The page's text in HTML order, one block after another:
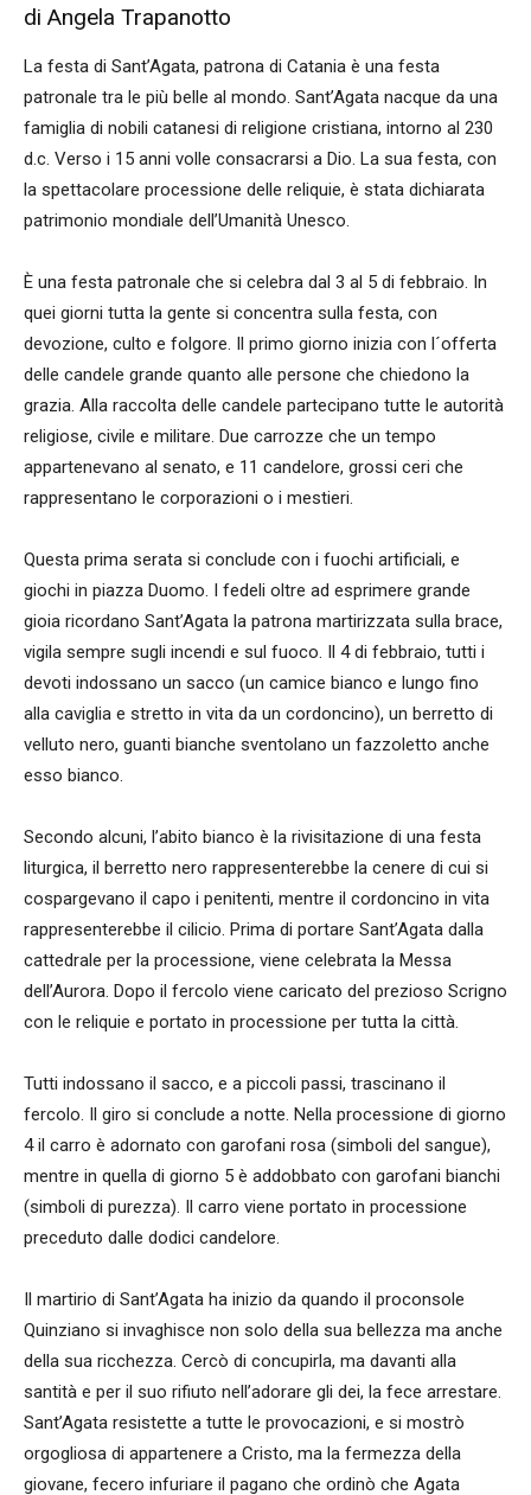
di Angela Trapanotto
La festa di Sant’Agata, patrona di Catania è una festa
patronale tra le più belle al mondo. Sant’Agata nacque da una
famiglia di nobili catanesi di religione cristiana, intorno al 230
d.c. Verso i 15 anni volle consacrarsi a Dio. La sua festa, con
la spettacolare processione delle reliquie, è stata dichiarata
patrimonio mondiale dell’Umanità Unesco.
È una festa patronale che si celebra dal 3 al 5 di febbraio. In
quei giorni tutta la gente si concentra sulla festa, con
devozione, culto e folgore. Il primo giorno inizia con l´offerta
delle candele grande quanto alle persone che chiedono la
grazia. Alla raccolta delle candele partecipano tutte le autorità
religiose, civile e militare. Due carrozze che un tempo
appartenevano al senato, e 11 candelore, grossi ceri che
rappresentano le corporazioni o i mestieri.
Questa prima serata si conclude con i fuochi artificiali, e
giochi in piazza Duomo. I fedeli oltre ad esprimere grande
gioia ricordano Sant’Agata la patrona martirizzata sulla brace,
vigila sempre sugli incendi e sul fuoco. Il 4 di febbraio, tutti i
devoti indossano un sacco (un camice bianco e lungo fino
alla caviglia e stretto in vita da un cordoncino), un berretto di
velluto nero, guanti bianche sventolano un fazzoletto anche
esso bianco.
Secondo alcuni, l’abito bianco è la rivisitazione di una festa
liturgica, il berretto nero rappresenterebbe la cenere di cui si
cospargevano il capo i penitenti, mentre il cordoncino in vita
rappresenterebbe il cilicio. Prima di portare Sant’Agata dalla
cattedrale per la processione, viene celebrata la Messa
dell’Aurora. Dopo il fercolo viene caricato del prezioso Scrigno
con le reliquie e portato in processione per tutta la città.
Tutti indossano il sacco, e a piccoli passi, trascinano il
fercolo. Il giro si conclude a notte. Nella processione di giorno
4 il carro è adornato con garofani rosa (simboli del sangue),
mentre in quella di giorno 5 è addobbato con garofani bianchi
(simboli di purezza). Il carro viene portato in processione
preceduto dalle dodici candelore.
Il martirio di Sant’Agata ha inizio da quando il proconsole
Quinziano si invaghisce non solo della sua bellezza ma anche
della sua ricchezza. Cercò di concupirla, ma davanti alla
santità e per il suo rifiuto nell’adorare gli dei, la fece arrestare.
Sant’Agata resistette a tutte le provocazioni, e si mostrò
orgogliosa di appartenere a Cristo, ma la fermezza della
giovane, fecero infuriare il pagano che ordinò che Agata